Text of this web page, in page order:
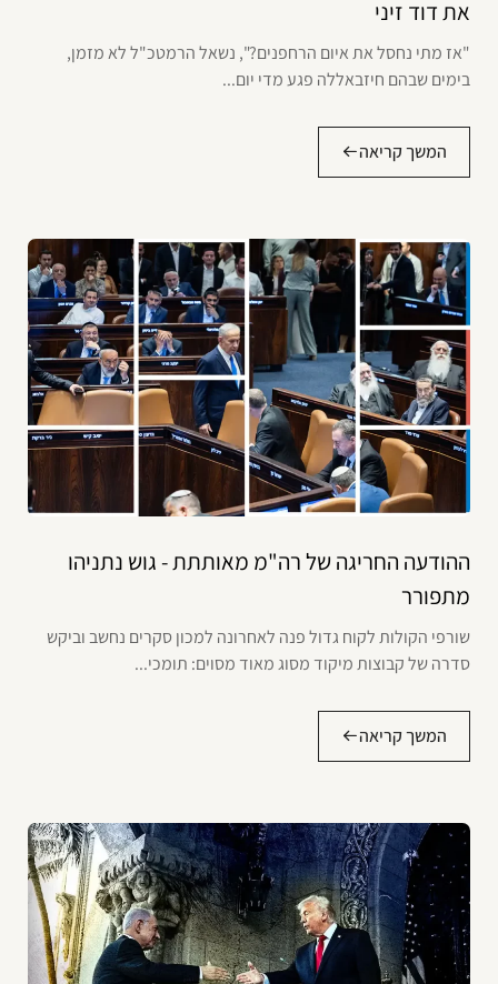
את דוד זיני
"אז מתי נחסל את איום הרחפנים?", נשאל הרמטכ"ל לא מזמן,
בימים שבהם חיזבאללה פגע מדי יום...
המשך קריאה
ההודעה החריגה של רה"מ מאותתת - גוש נתניהו
מתפורר
שורפי הקולות לקוח גדול פנה לאחרונה למכון סקרים נחשב וביקש
סדרה של קבוצות מיקוד מסוג מאוד מסוים: תומכי...
המשך קריאה